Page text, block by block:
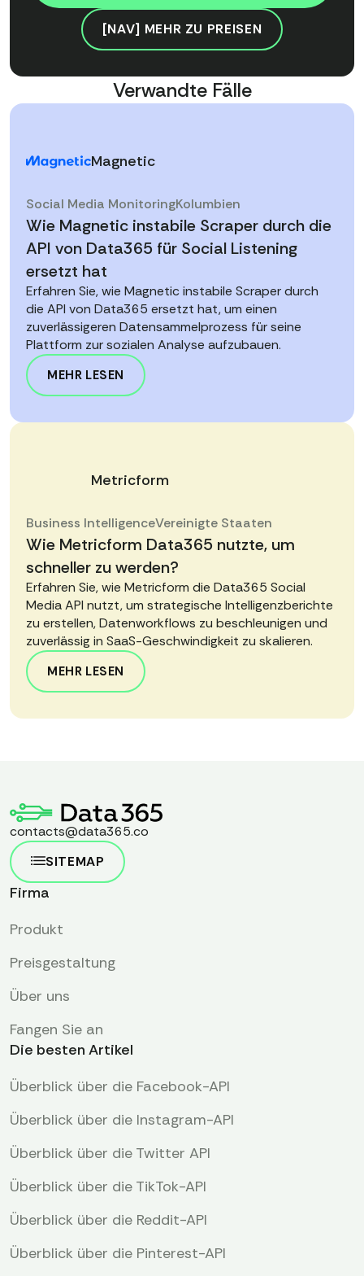
[NAV] MEHR ZU PREISEN
Verwandte Fälle
Wie Magnetic instabile Scraper durch die
API von Data365 für Social Listening
ersetzt hat
Erfahren Sie, wie Magnetic instabile Scraper durch
die API von Data365 ersetzt hat, um einen
zuverlässigeren Datensammelprozess für seine
Plattform zur sozialen Analyse aufzubauen.
MEHR LESEN
Magnetic
Social Media MonitoringKolumbien
Wie Metricform Data365 nutzte, um
schneller zu werden?
Erfahren Sie, wie Metricform die Data365 Social
Media API nutzt, um strategische Intelligenzberichte
zu erstellen, Datenworkflows zu beschleunigen und
zuverlässig in SaaS-Geschwindigkeit zu skalieren.
MEHR LESEN
Metricform
Business IntelligenceVereinigte Staaten
contacts@data365.co
SITEMAP
Firma
Produkt
Preisgestaltung
Über uns
Fangen Sie an
Die besten Artikel
Überblick über die Facebook-API
Überblick über die Instagram-API
Überblick über die Twitter API
Überblick über die TikTok-API
Überblick über die Reddit-API
Überblick über die Pinterest-API